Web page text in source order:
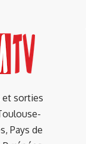
et sorties
Pays de